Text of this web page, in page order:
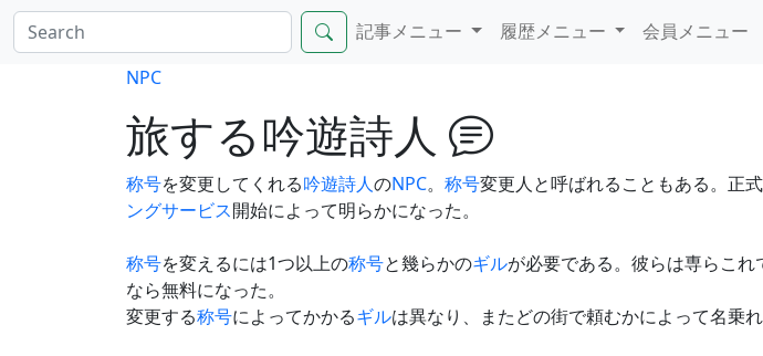
記事メニュー 履歴メニュー 会員メニュー
NPC
旅する吟遊詩人
称号を変更してくれる吟遊詩人のNPC。 称号変更人と呼ばれることもある。正
ングサービス開始によって明らかになった。
称号を変えるには1つ以上の称号と幾らかのギルが必要である。彼らは専らこ
なら無料になった。
変更する称号によってかかるギルは異なり、またどの街で頼むかによって名乗